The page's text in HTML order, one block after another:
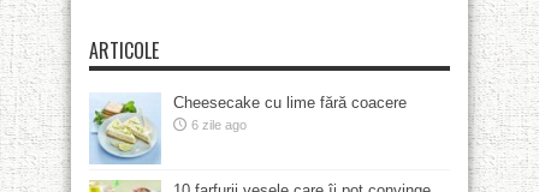
ARTICOLE
Cheesecake cu lime fără coacere
6 zile ago